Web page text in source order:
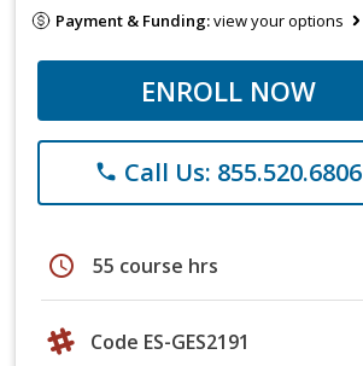
Payment & Funding:view your options
ENROLL NOW
phone Call Us: 855.520.6806
schedule 55 course hrs
Code ES-GES2191